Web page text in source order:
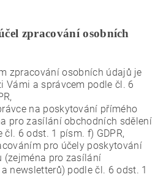
zpracování osobních
zpracování osobních údajů je
Vámi a správcem podle čl. 6
na poskytování přímého
pro zasílání obchodních sdělení
6 odst. 1 písm. f) GDPR,
pro účely poskytování
(zejména pro zasílání
newsletterů) podle čl. 6 odst. 1